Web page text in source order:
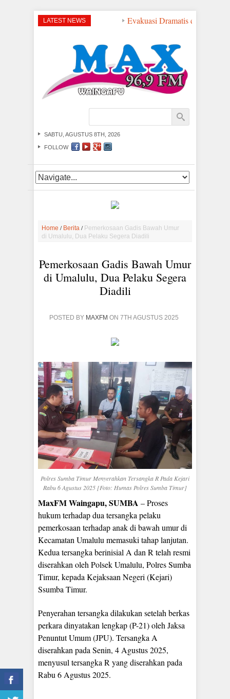
LATEST NEWS Evakuasi Dramatis di Perairan
SABTU, AGUSTUS 8TH, 2026
FOLLOW
Home / Berita / Pemerkosaan Gadis Bawah Umur
di Umalulu, Dua Pelaku Segera Diadili
Pemerkosaan Gadis Bawah Umur
di Umalulu, Dua Pelaku Segera
Diadili
POSTED BY MAXFM ON 7TH AGUSTUS 2025
Polres Sumba Timur Menyerahkan Tersangka R Pada Kejari
Rabu 6 Agustus 2025 [Foto: Humas Polres Sumba Timur]
MaxFM Waingapu, SUMBA – Proses
hukum terhadap dua tersangka pelaku
pemerkosaan terhadap anak di bawah umur di
Kecamatan Umalulu memasuki tahap lanjutan.
Kedua tersangka berinisial A dan R telah resmi
diserahkan oleh Polsek Umalulu, Polres Sumba
Timur, kepada Kejaksaan Negeri (Kejari)
Ssumba Timur.
Penyerahan tersangka dilakukan setelah berkas
perkara dinyatakan lengkap (P-21) oleh Jaksa
Penuntut Umum (JPU). Tersangka A
diserahkan pada Senin, 4 Agustus 2025,
menyusul tersangka R yang diserahkan pada
Rabu 6 Agustus 2025.